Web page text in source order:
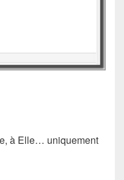
à Elle… uniquement